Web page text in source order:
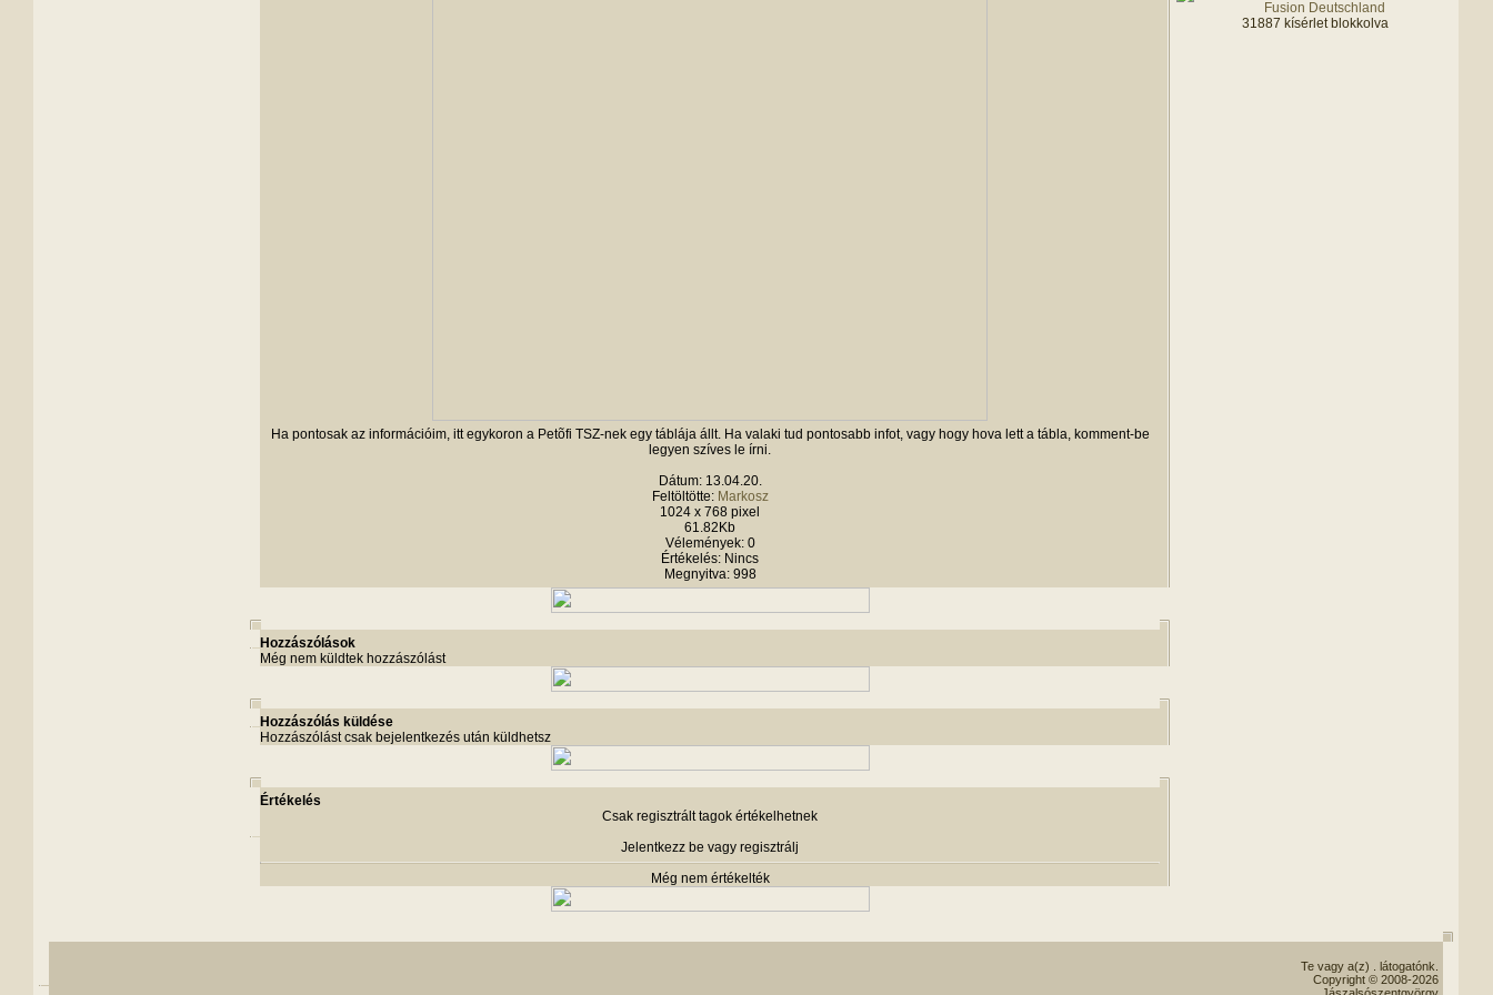
Ha pontosak az információim, itt egykoron a Petõfi TSZ-nek egy táblája állt. Ha valaki tud pontosabb infot, vagy hogy hova lett a tábla, komment-be
legyen szíves le írni.
Dátum: 13.04.20.
Feltöltötte: Markosz
1024 x 768 pixel
61.82Kb
Vélemények: 0
Értékelés: Nincs
Megnyitva: 998
Hozzászólások
Még nem küldtek hozzászólást
Hozzászólás küldése
Hozzászólást csak bejelentkezés után küldhetsz
Értékelés
Csak regisztrált tagok értékelhetnek
Jelentkezz be vagy regisztrálj
Még nem értékelték
31887 kísérlet blokkolva
Te vagy a(z)
. látogatónk.
Copyright © 2008-2026